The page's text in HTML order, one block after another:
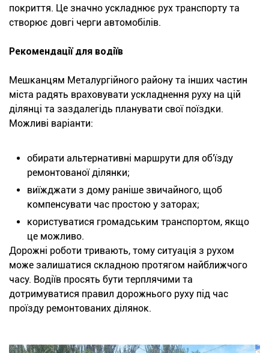
покриття. Це значно ускладнює рух транспорту та
створює довгі черги автомобілів.
Рекомендації для водіїв
Мешканцям Металургійного району та інших частин
міста радять враховувати ускладнення руху на цій
ділянці та заздалегідь планувати свої поїздки.
Можливі варіанти:
обирати альтернативні маршрути для об'їзду
ремонтованої ділянки;
виїжджати з дому раніше звичайного, щоб
компенсувати час простою у заторах;
користуватися громадським транспортом, якщо
це можливо.
Дорожні роботи тривають, тому ситуація з рухом
може залишатися складною протягом найближчого
часу. Водіїв просять бути терплячими та
дотримуватися правил дорожнього руху під час
проїзду ремонтованих ділянок.